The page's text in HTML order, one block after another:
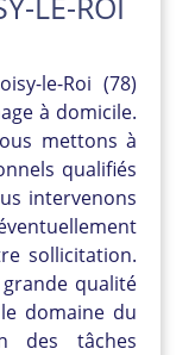
le-Roi (78)
à domicile.
mettons à
qualifiés
intervenons
sollicitation.
qualité
domaine du
des tâches